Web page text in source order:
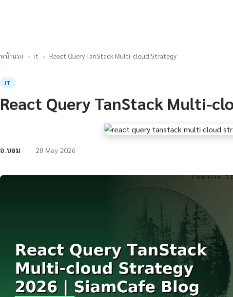
หน้าแรก › it › React Query TanStack Multi-cloud Strategy
IT
React Query TanStack Multi-
อ.บอม 28 May 2026